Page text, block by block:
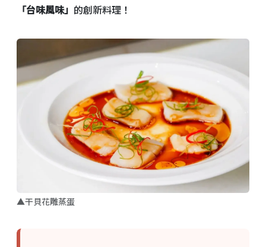
「台味風味」 的創新料理！
▲干貝花雕蒸蛋